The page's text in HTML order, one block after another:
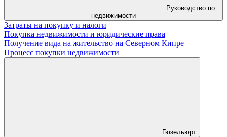
Руководство по
недвижимости
Затраты на покупку и налоги
Покупка недвижимости и юридические права
Получение вида на жительство на Северном Кипре
Процесс покупки недвижимости
Гюзельюрт